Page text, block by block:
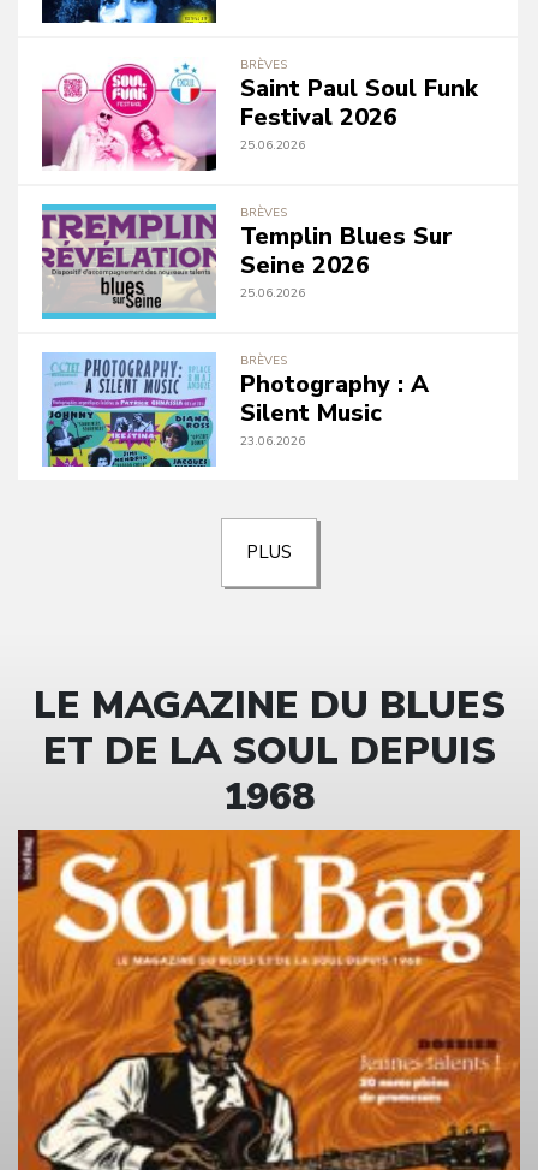
BRÈVES
Saint Paul Soul Funk
Festival 2026
25.06.2026
BRÈVES
Templin Blues Sur
Seine 2026
25.06.2026
BRÈVES
Photography : A
Silent Music
23.06.2026
PLUS
LE MAGAZINE DU BLUES
ET DE LA SOUL DEPUIS
1968